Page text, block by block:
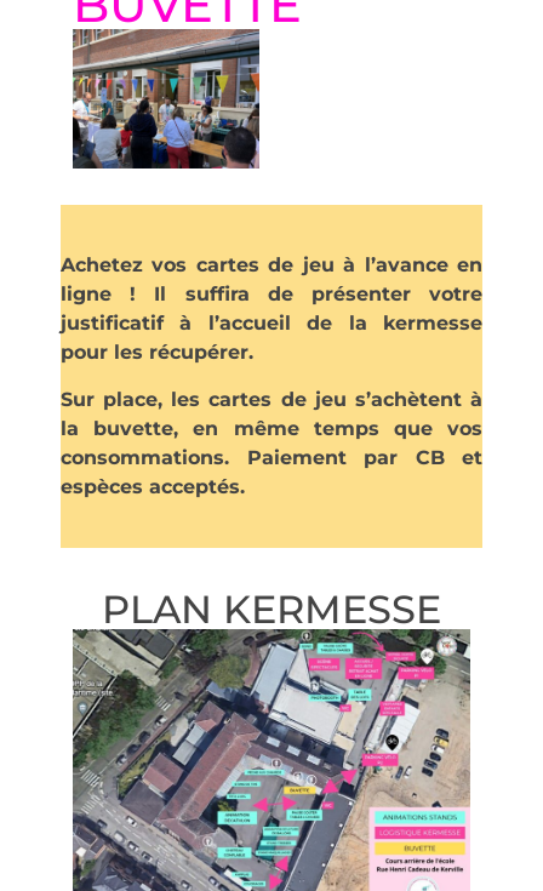
Achetez vos cartes de jeu à l’avance en
ligne ! Il suffira de présenter votre
justificatif à l’accueil de la kermesse
pour les récupérer.
Sur place, les cartes de jeu s’achètent à
la buvette, en même temps que vos
consommations. Paiement par CB et
espèces acceptés.
PLAN KERMESSE